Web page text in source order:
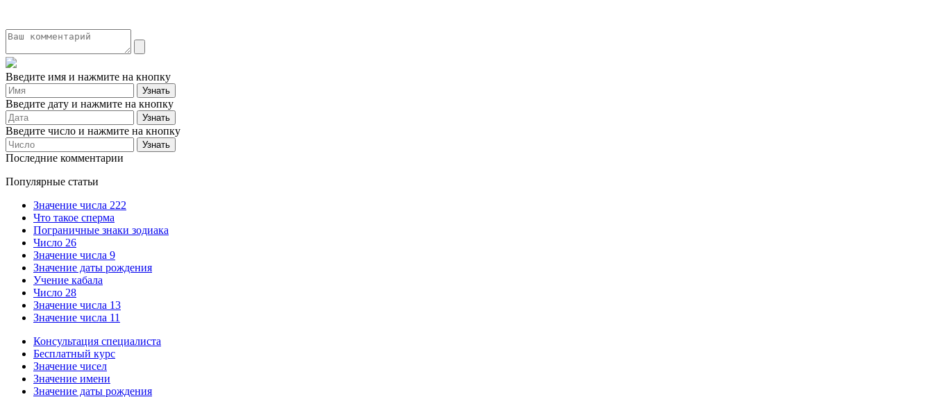
Введите имя и нажмите на кнопку
Введите дату и нажмите на кнопку
Введите число и нажмите на кнопку
Последние комментарии
Популярные статьи
Значение числа 222
Что такое сперма
Пограничные знаки зодиака
Число 26
Значение числа 9
Значение даты рождения
Учение кабала
Число 28
Значение числа 13
Значение числа 11
Консультация специалиста
Бесплатный курс
Значение чисел
Значение имени
Значение даты рождения